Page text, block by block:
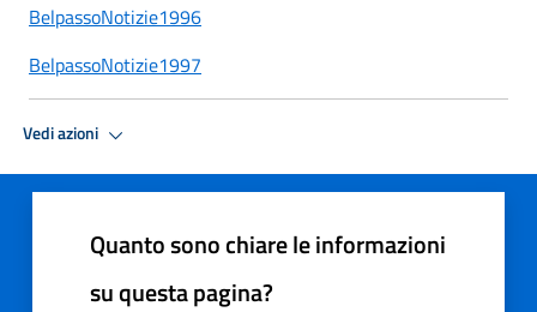
BelpassoNotizie1996
BelpassoNotizie1997
Vedi azioni
Quanto sono chiare le informazioni
su questa pagina?